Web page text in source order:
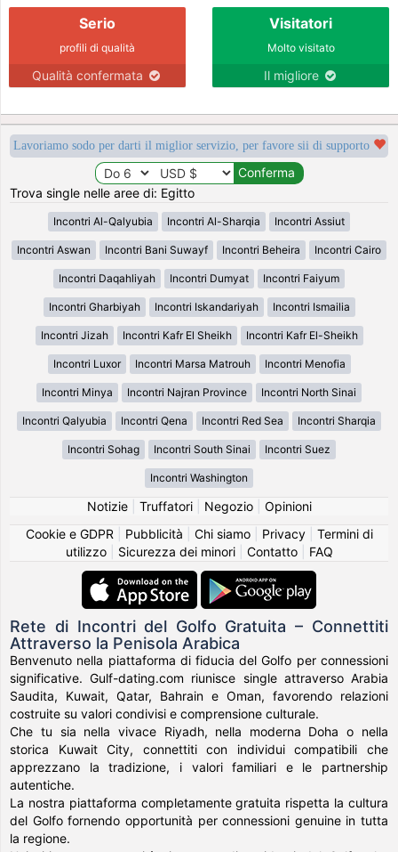
Serio
profili di qualità
Qualità confermata
Visitatori
Molto visitato
Il migliore
Lavoriamo sodo per darti il miglior servizio, per favore sii di supporto
Trova single nelle aree di: Egitto
Incontri Al-Qalyubia Incontri Al-Sharqia Incontri Assiut
Incontri Aswan Incontri Bani Suwayf Incontri Beheira Incontri Cairo
Incontri Daqahliyah Incontri Dumyat Incontri Faiyum
Incontri Gharbiyah Incontri Iskandariyah Incontri Ismailia
Incontri Jizah Incontri Kafr El Sheikh Incontri Kafr El-Sheikh
Incontri Luxor Incontri Marsa Matrouh Incontri Menofia
Incontri Minya Incontri Najran Province Incontri North Sinai
Incontri Qalyubia Incontri Qena Incontri Red Sea Incontri Sharqia
Incontri Sohag Incontri South Sinai Incontri Suez
Incontri Washington
Notizie| Truffatori| Negozio| Opinioni
Cookie e GDPR
Pubblicità Chi siamo| Privacy| Termini di
utilizzo| Sicurezza dei minori| Contatto| FAQ
Rete di Incontri del Golfo Gratuita – Connettiti
Attraverso la Penisola Arabica
Benvenuto nella piattaforma di fiducia del Golfo per connessioni
significative. Gulf-dating.com riunisce single attraverso Arabia
Saudita, Kuwait, Qatar, Bahrain e Oman, favorendo relazioni
costruite su valori condivisi e comprensione culturale.
Che tu sia nella vivace Riyadh, nella moderna Doha o nella
storica Kuwait City, connettiti con individui compatibili che
apprezzano la tradizione, i valori familiari e le partnership
autentiche.
La nostra piattaforma completamente gratuita rispetta la cultura
del Golfo fornendo opportunità per connessioni genuine in tutta
la regione.